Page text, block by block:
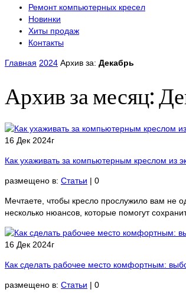
Ремонт компьютерных кресел
Новинки
Хиты продаж
Контакты
Главная 2024 Архив за: Декабрь
Архив за месяц:
16 Дек 2024г
Как ухаживать за компьютерным креслом из
размещено в: Статьи | 0
Мечтаете, чтобы кресло прослужило вам не
несколько нюансов, которые помогут
16 Дек 2024г
Как сделать рабочее место комфортным:
размещено в: Статьи | 0